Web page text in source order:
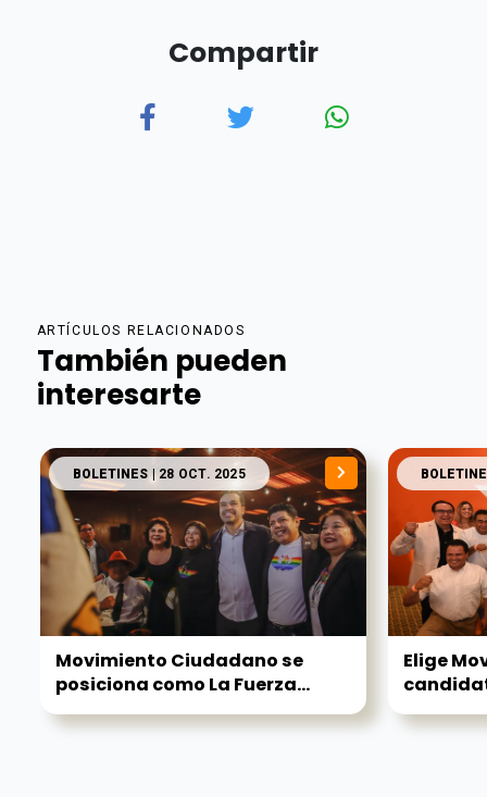
Compartir
ARTÍCULOS RELACIONADOS
También pueden
interesarte
BOLETINES | 28 OCT. 2025
Movimiento Ciudadano se
posiciona como La Fuerza...
Elige